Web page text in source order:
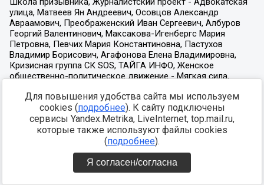
Для повышения удобства сайта мы используем
cookies (подробнее). К сайту подключены
сервисы Yandex.Metrika, LiveInternet, top.mail.ru,
которые также используют файлы cookies
(подробнее).
Я согласен/согласна